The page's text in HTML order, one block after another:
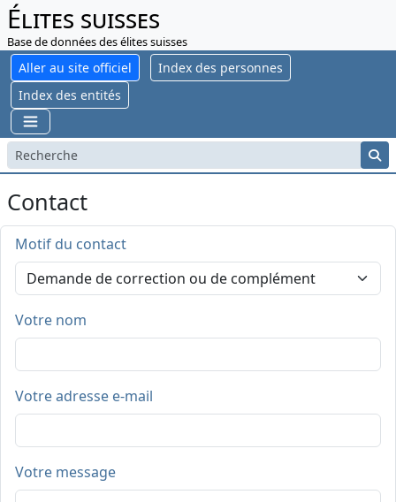
Élites suisses
Base de données des élites suisses
Aller au site officiel
Index des personnes
Index des entités
Contact
Motif du contact
Votre nom
Votre adresse e-mail
Votre message